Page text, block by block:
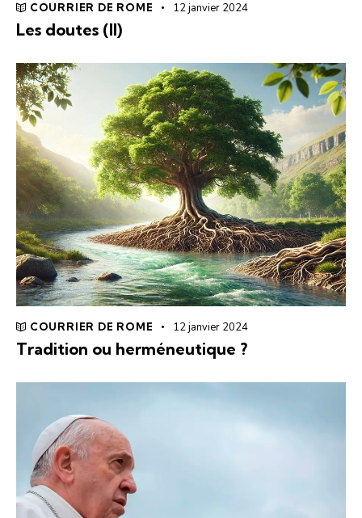
COURRIER DE ROME 12 janvier 2024
Les doutes (II)
COURRIER DE ROME 12 janvier 2024
Tradition ou herméneutique ?